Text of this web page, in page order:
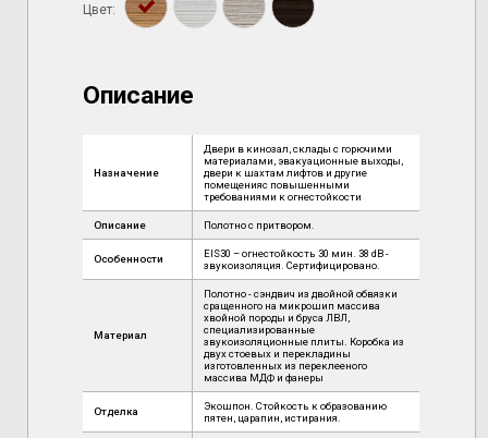
Цвет:
Описание
Назначение
Двери в кинозал, склады с горючими
материалами, эвакуационные выходы,
двери к шахтам лифтов и другие
помещенияс повышенными
требованиями к огнестойкости
Описание Полотно с притвором.
Особенности
EIS30 – огнестойкость 30 мин. 38 dB -
звукоизоляция. Сертифицировано.
Материал
Полотно - сэндвич из двойной обвязки
сращенного на микрошип массива
хвойной породы и бруса ЛВЛ,
специализированные
звукоизоляционные плиты. Коробка из
двух стоевых и перекладины
изготовленных из переклееного
массива МДФ и фанеры
Отделка
Экошпон. Стойкость к образованию
пятен, царапин, истирания.